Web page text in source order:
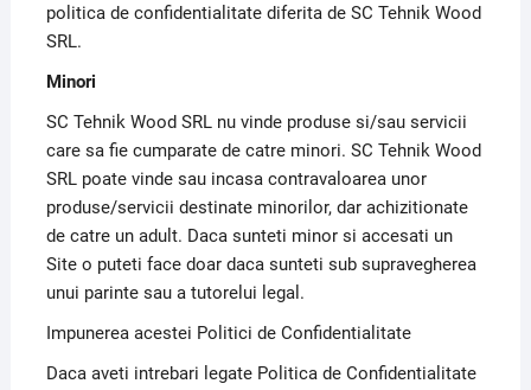
politica de confidentialitate diferita de SC Tehnik Wood
SRL.
Minori
SC Tehnik Wood SRL nu vinde produse si/sau servicii
care sa fie cumparate de catre minori. SC Tehnik Wood
SRL poate vinde sau incasa contravaloarea unor
produse/servicii destinate minorilor, dar achizitionate
de catre un adult. Daca sunteti minor si accesati un
Site o puteti face doar daca sunteti sub supravegherea
unui parinte sau a tutorelui legal.
Impunerea acestei Politici de Confidentialitate
Daca aveti intrebari legate Politica de Confidentialitate